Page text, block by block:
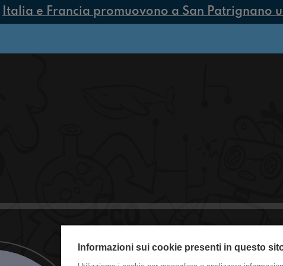
Italia e Francia promuovono a San Patrignano
Informazioni sui cookie presenti in questo